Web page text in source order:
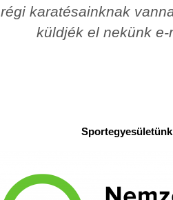
régi karatésainknak
küldjék el nekünk